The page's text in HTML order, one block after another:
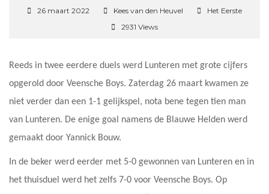
26 maart 2022 Kees van den Heuvel
Het Eerste
2931 Views
Reeds in twee eerdere duels werd Lunteren met grote cijfers
opgerold door Veensche Boys. Zaterdag 26 maart kwamen ze
niet verder dan een 1-1 gelijkspel, nota bene tegen tien man
van Lunteren. De enige goal namens de Blauwe Helden werd
gemaakt door Yannick Bouw.
In de beker werd eerder met 5-0 gewonnen van Lunteren en in
het thuisduel werd het zelfs 7-0 voor Veensche Boys. Op